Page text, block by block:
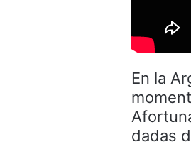
En la
dadas